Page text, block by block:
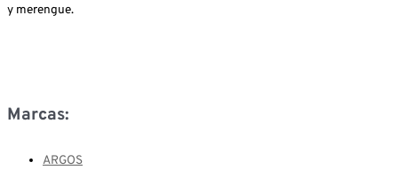
Marcas:
ARGOS
y merengue.